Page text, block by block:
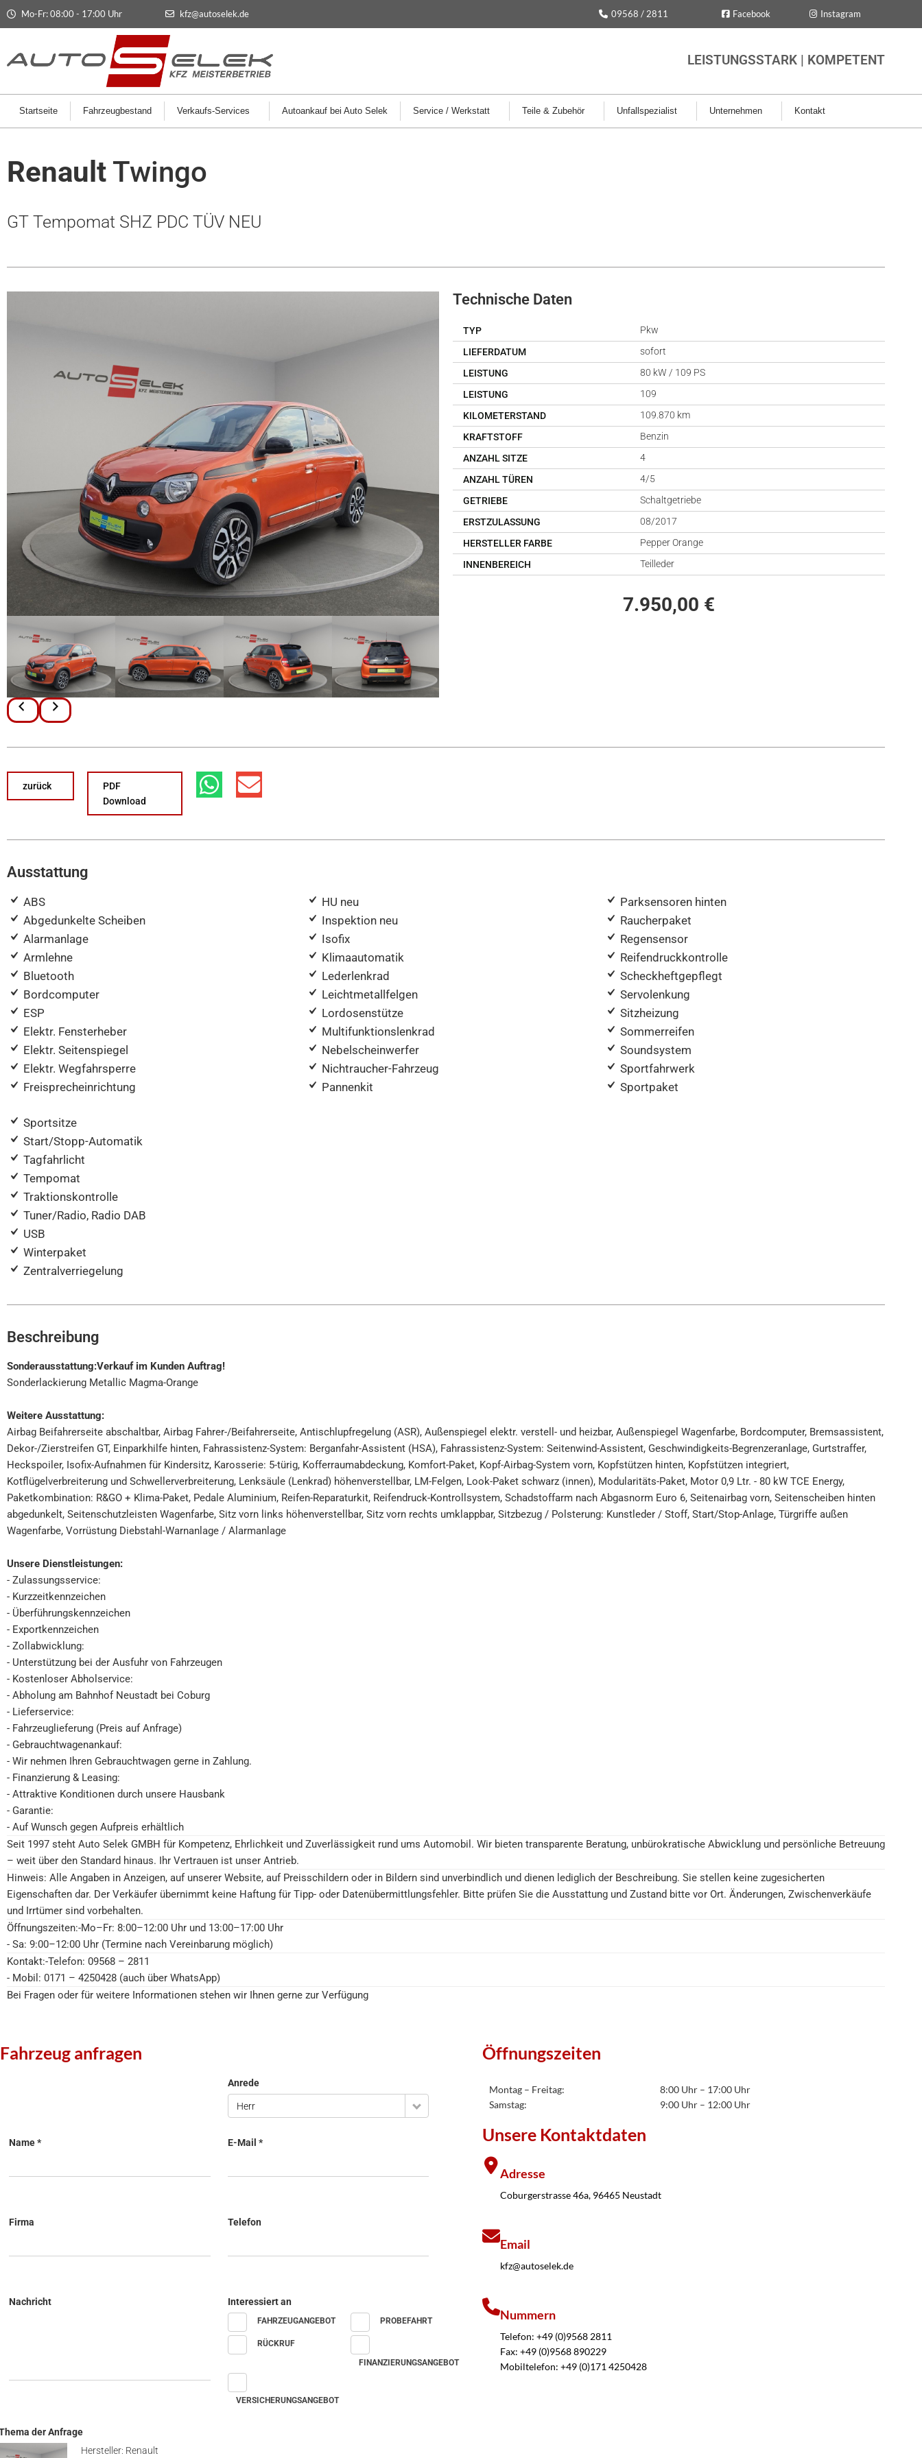
Mo-Fr: 08:00 - 17:00 Uhr kfz@autoselek.de 09568 / 2811 Facebook Instagram
LEISTUNGSSTARK | KOMPETENT
Startseite Fahrzeugbestand Verkaufs-Services Autoankauf bei Auto Selek Service / Werkstatt Teile & Zubehör Unfallspezialist Unternehmen Kontakt
Renault Twingo
GT Tempomat SHZ PDC TÜV NEU
Technische Daten
TYP
Pkw
LIEFERDATUM
sofort
LEISTUNG
80 kW / 109 PS
LEISTUNG
109
KILOMETERSTAND
109.870 km
KRAFTSTOFF
Benzin
ANZAHL SITZE
4
ANZAHL TÜREN
4/5
GETRIEBE
Schaltgetriebe
ERSTZULASSUNG
08/2017
HERSTELLER FARBE
Pepper Orange
INNENBEREICH
Teilleder
7.950,00 €
zurück
PDF
Download
Ausstattung
ABS
Abgedunkelte Scheiben
Alarmanlage
Armlehne
Bluetooth
Bordcomputer
ESP
Elektr. Fensterheber
Elektr. Seitenspiegel
Elektr. Wegfahrsperre
Freisprecheinrichtung
HU neu
Inspektion neu
Isofix
Klimaautomatik
Lederlenkrad
Leichtmetallfelgen
Lordosenstütze
Multifunktionslenkrad
Nebelscheinwerfer
Nichtraucher-Fahrzeug
Pannenkit
Parksensoren hinten
Raucherpaket
Regensensor
Reifendruckkontrolle
Scheckheftgepflegt
Servolenkung
Sitzheizung
Sommerreifen
Soundsystem
Sportfahrwerk
Sportpaket
Sportsitze
Start/Stopp-Automatik
Tagfahrlicht
Tempomat
Traktionskontrolle
Tuner/Radio, Radio DAB
USB
Winterpaket
Zentralverriegelung
Beschreibung
Sonderausstattung:Verkauf im Kunden Auftrag!
Sonderlackierung Metallic Magma-Orange
Weitere Ausstattung:
Airbag Beifahrerseite abschaltbar, Airbag Fahrer-/Beifahrerseite, Antischlupfregelung (ASR), Außenspiegel elektr. verstell- und heizbar, Außenspiegel Wagenfarbe, Bordcomputer, Bremsassistent,
Dekor-/Zierstreifen GT, Einparkhilfe hinten, Fahrassistenz-System: Berganfahr-Assistent (HSA), Fahrassistenz-System: Seitenwind-Assistent, Geschwindigkeits-Begrenzeranlage, Gurtstraffer,
Heckspoiler, Isofix-Aufnahmen für Kindersitz, Karosserie: 5-türig, Kofferraumabdeckung, Komfort-Paket, Kopf-Airbag-System vorn, Kopfstützen hinten, Kopfstützen integriert,
Kotflügelverbreiterung und Schwellerverbreiterung, Lenksäule (Lenkrad) höhenverstellbar, LM-Felgen, Look-Paket schwarz (innen), Modularitäts-Paket, Motor 0,9 Ltr. - 80 kW TCE Energy,
Paketkombination: R&GO + Klima-Paket, Pedale Aluminium, Reifen-Reparaturkit, Reifendruck-Kontrollsystem, Schadstoffarm nach Abgasnorm Euro 6, Seitenairbag vorn, Seitenscheiben hinten
abgedunkelt, Seitenschutzleisten Wagenfarbe, Sitz vorn links höhenverstellbar, Sitz vorn rechts umklappbar, Sitzbezug / Polsterung: Kunstleder / Stoff, Start/Stop-Anlage, Türgriffe außen
Wagenfarbe, Vorrüstung Diebstahl-Warnanlage / Alarmanlage
Unsere Dienstleistungen:
- Zulassungsservice:
- Kurzzeitkennzeichen
- Überführungskennzeichen
- Exportkennzeichen
- Zollabwicklung:
- Unterstützung bei der Ausfuhr von Fahrzeugen
- Kostenloser Abholservice:
- Abholung am Bahnhof Neustadt bei Coburg
- Lieferservice:
- Fahrzeuglieferung (Preis auf Anfrage)
- Gebrauchtwagenankauf:
- Wir nehmen Ihren Gebrauchtwagen gerne in Zahlung.
- Finanzierung & Leasing:
- Attraktive Konditionen durch unsere Hausbank
- Garantie:
- Auf Wunsch gegen Aufpreis erhältlich
Seit 1997 steht Auto Selek GMBH für Kompetenz, Ehrlichkeit und Zuverlässigkeit rund ums Automobil. Wir bieten transparente Beratung, unbürokratische Abwicklung und persönliche Betreuung
– weit über den Standard hinaus. Ihr Vertrauen ist unser Antrieb.
Hinweis: Alle Angaben in Anzeigen, auf unserer Website, auf Preisschildern oder in Bildern sind unverbindlich und dienen lediglich der Beschreibung. Sie stellen keine zugesicherten
Eigenschaften dar. Der Verkäufer übernimmt keine Haftung für Tipp- oder Datenübermittlungsfehler. Bitte prüfen Sie die Ausstattung und Zustand bitte vor Ort. Änderungen, Zwischenverkäufe
und Irrtümer sind vorbehalten.
Öffnungszeiten:-Mo–Fr: 8:00–12:00 Uhr und 13:00–17:00 Uhr
- Sa: 9:00–12:00 Uhr (Termine nach Vereinbarung möglich)
Kontakt:-Telefon: 09568 – 2811
- Mobil: 0171 – 4250428 (auch über WhatsApp)
Bei Fragen oder für weitere Informationen stehen wir Ihnen gerne zur Verfügung
Fahrzeug anfragen
Anrede
Herr
Name * E-Mail *
Firma Telefon
Nachricht Interessiert an
FAHRZEUGANGEBOT PROBEFAHRT
RÜCKRUF
FINANZIERUNGSANGEBOT
VERSICHERUNGSANGEBOT
der Anfrage
Hersteller: Renault
Öffnungszeiten
Montag – Freitag:
Samstag:
8:00 Uhr – 17:00 Uhr
9:00 Uhr – 12:00 Uhr
Unsere Kontaktdaten
Adresse
Coburgerstrasse 46a, 96465 Neustadt
Email
kfz@autoselek.de
Nummern
Telefon: +49 (0)9568 2811
Fax: +49 (0)9568 890229
Mobiltelefon: +49 (0)171 4250428